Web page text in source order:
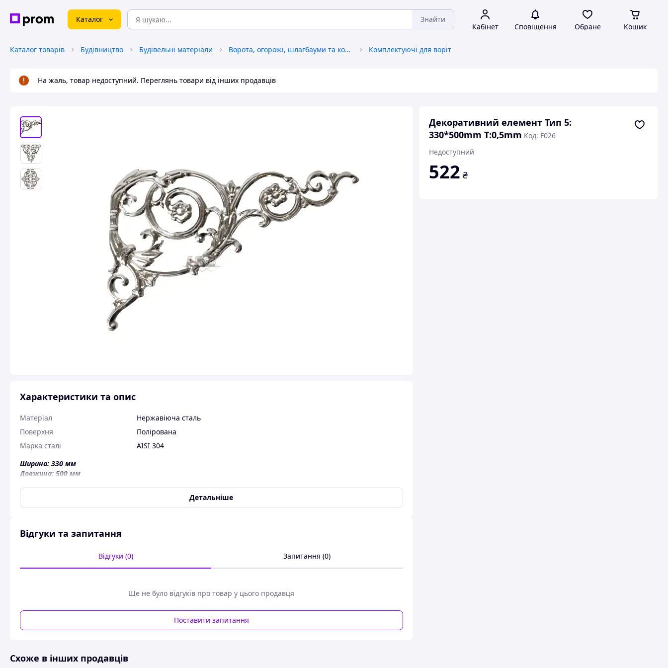
Каталог Знайти
Кабінет Сповіщення Обране Кошик
Каталог товарів Будівництво Будівельні матеріали Ворота, огорожі, шлагбауми та комплектуючі Комплектуючі для воріт
На жаль, товар недоступний. Переглянь товари від інших продавців
Декоративний елемент Тип 5:
330*500mm T:0,5mm Код: F026
Недоступний
522 ₴
Характеристики та опис
Матеріал
Нержавіюча сталь
Поверхня
Полірована
Марка сталі
AISI 304
Ширина: 330 мм
Довжина: 500 мм
Детальніше
Відгуки та запитання
Відгуки (0) Запитання (0)
Ще не було відгуків про товар у цього продавця
Поставити запитання
Схоже в інших продавців